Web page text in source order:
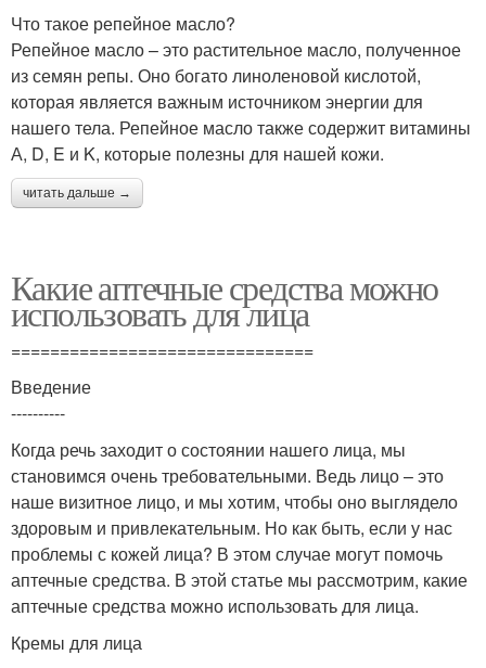
Что такое репейное масло?
Репейное масло – это растительное масло, полученное
из семян репы. Оно богато линоленовой кислотой,
которая является важным источником энергии для
нашего тела. Репейное масло также содержит витамины
А, D, E и K, которые полезны для нашей кожи.
читать дальше →
Какие аптечные средства можно
использовать для лица
===============================
Введение
----------
Когда речь заходит о состоянии нашего лица, мы
становимся очень требовательными. Ведь лицо – это
наше визитное лицо, и мы хотим, чтобы оно выглядело
здоровым и привлекательным. Но как быть, если у нас
проблемы с кожей лица? В этом случае могут помочь
аптечные средства. В этой статье мы рассмотрим, какие
аптечные средства можно использовать для лица.
Кремы для лица